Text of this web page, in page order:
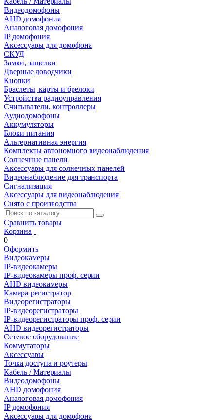
Видеодомофоны
AHD домофония
Аналоговая домофония
IP домофония
Аксессуары для домофона
СКУД
Замки, защелки
Дверные доводчики
Кнопки
Браслеты, карты и брелоки
Устройства радиоуправления
Считыватели, контроллеры
Аудиодомофоны
Аккумуляторы
Блоки питания
Альтернативная энергия
Комплекты автономного видеонаблюдения
Солнечные панели
Аксессуары для солнечных панелей
Видеонаблюдение для транспорта
Сигнализация
Аксессуары для видеонаблюдения
Снято с производства
Сравнить товары
Корзина
0
Оформить
Видеокамеры
IP-видеокамеры
IP-видеокамеры проф. серии
AHD видеокамеры
Камера-регистратор
Видеорегистраторы
IP-видеорегистраторы
IP-видеорегистраторы проф. серии
AHD видеорегистраторы
Сетевое оборудование
Коммутаторы
Аксессуары
Точка доступа и роутеры
Кабель / Материалы
Видеодомофоны
AHD домофония
Аналоговая домофония
IP домофония
Аксессуары для домофона